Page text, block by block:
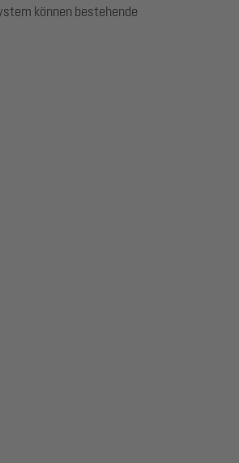
können bestehende